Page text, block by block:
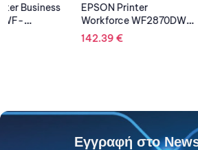
EPSON Printer
Workforce WF2870DWF
Multifunction Inkjet
KYOCERA
TaskAlfa
Εγγραφή στο